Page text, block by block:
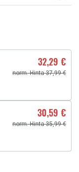
32,29 €
norm. Hinta 37,99 €
30,59 €
norm. Hinta 35,99 €